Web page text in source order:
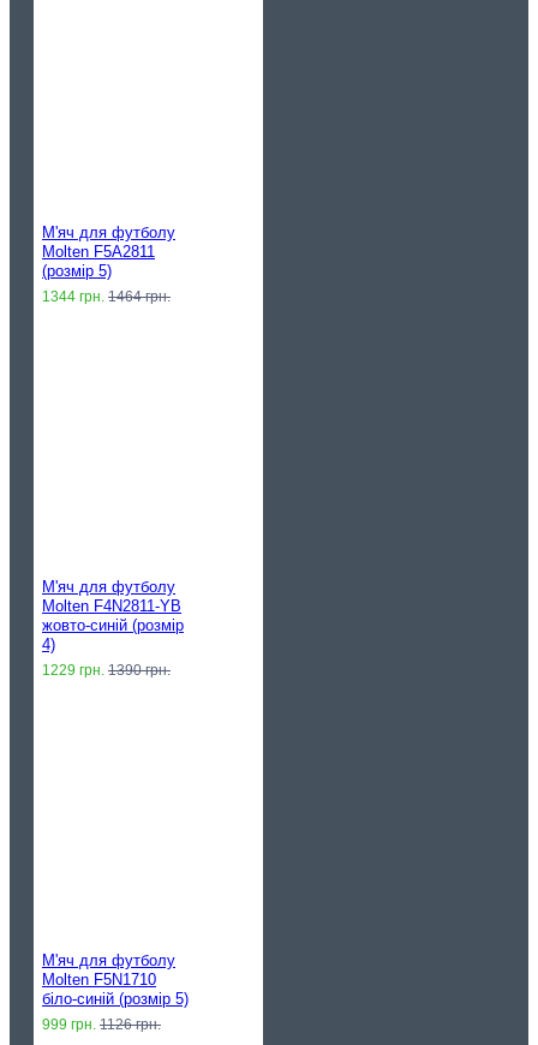
М'яч для футболу
Molten F5A2811
(розмір 5)
1344 грн. 1464 грн.
М'яч для футболу
Molten F4N2811-YB
жовто-синій (розмір
4)
1229 грн. 1390 грн.
М'яч для футболу
Molten F5N1710
біло-синій (розмір 5)
999 грн. 1126 грн.